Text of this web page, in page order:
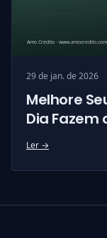
29 de jan. de 2026
Melhore
Dia Fazem
Ler →